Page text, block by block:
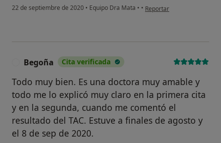
22 de septiembre de 2020 • Equipo Dra Mata • • en opinión del usuario
Reportar
Begoña Cita verificada
Todo muy bien. Es una doctora muy amable y
todo me lo explicó muy claro en la primera cita
y en la segunda, cuando me comentó el
resultado del TAC. Estuve a finales de agosto y
el 8 de sep de 2020.